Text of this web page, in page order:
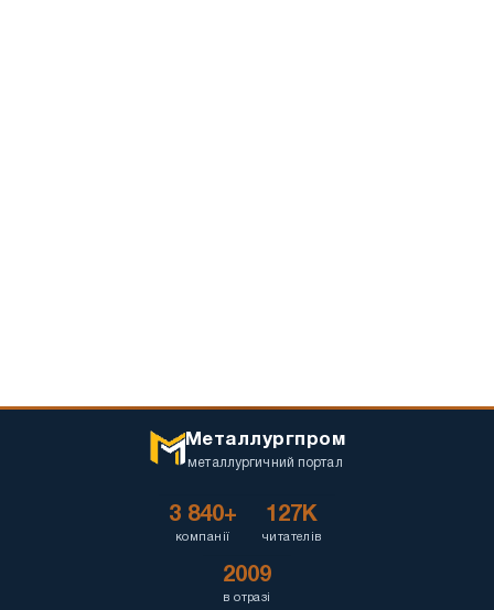
Металлургпром
металлургичний портал
3 840+
компанії
127K
читателів
2009
в отразі